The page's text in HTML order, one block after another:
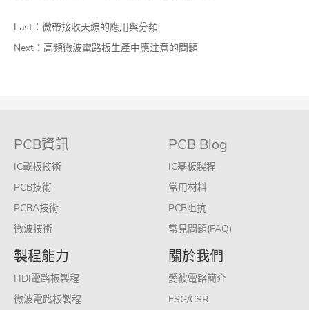
Last： 微帶接收天線的應用與分類
Next： 高頻微波電路板生產中應注意的問題
PCB資訊
IC載板技術
PCB技術
PCBA技術
微波技術
PCB Blog
IC基板製程
常用材料
PCB阻抗
常見問題(FAQ)
製程能力
HDI電路板製程
微波電路板製程
關於我們
愛彼電路簡介
ESG/CSR